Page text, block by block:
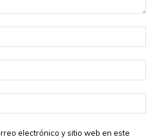
electrónico y sitio web en este